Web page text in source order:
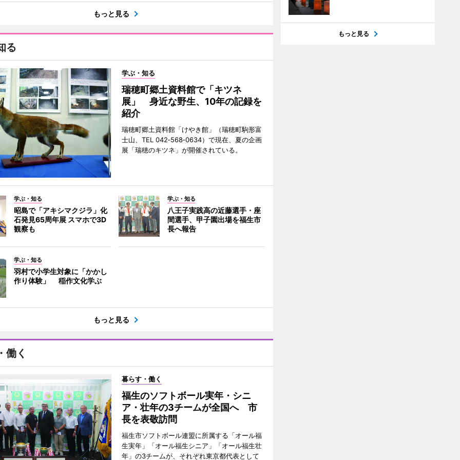
もっと見る
る
学ぶ・知る
瑞穂町郷土資料館で「キツネ
展」 身近な野生、10年の記録を
紹介
瑞穂町郷土資料館「けやき館」（瑞穂町駒形富
士山、TEL 042‐568‐0634）で現在、夏の企画
展「瑞穂のキツネ」が開催されている。
学ぶ・知る
昭島で「アキシマクジラ」化
石発見65周年展 スマホで3D
観察も
学ぶ・知る
八王子実践高の近藤選手・座
間選手、甲子園出場を福生市
長へ報告
学ぶ・知る
羽村で小学生対象に「かかし
作り体験」 稲作文化学ぶ
もっと見る
働く
暮らす・働く
福生のソフトボール実年・シニ
ア・壮年の3チームが全国へ 市
長を表敬訪問
福生市ソフトボール連盟に所属する「オール福
生実年」「オール福生シニア」「オール福生壮
年」の3チームが、それぞれ東京都代表として
もっと見る